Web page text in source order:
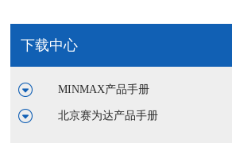
下载中心
MINMAX产品手册
北京赛为达产品手册